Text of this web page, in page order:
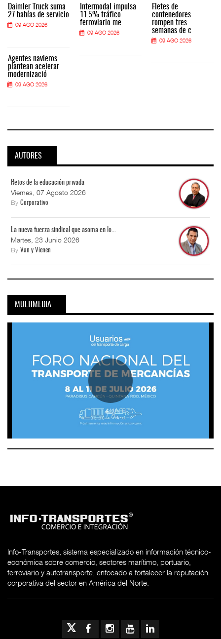
Daimler Truck suma
27 bahías de servicio
09 AGO 2026
Agentes navieros
plantean acelerar
modernizació
09 AGO 2026
Intermodal impulsa
11.5% tráfico
ferroviario me
09 AGO 2026
Fletes de
contenedores
rompen tres
semanas de c
09 AGO 2026
AUTORES
Retos de la educación privada
Viernes, 07 Agosto 2026
By Corporativo
La nueva fuerza sindical que asoma en lo...
Martes, 23 Junio 2026
By Van y Vienen
MULTIMEDIA
Info-Transportes, sistema especializado en información técnico-
económica sobre comercio, sectores marítimo, portuario,
ferroviario y autotransporte, enfocado a fortalecer la reputación
corporativa del sector en América del Norte.